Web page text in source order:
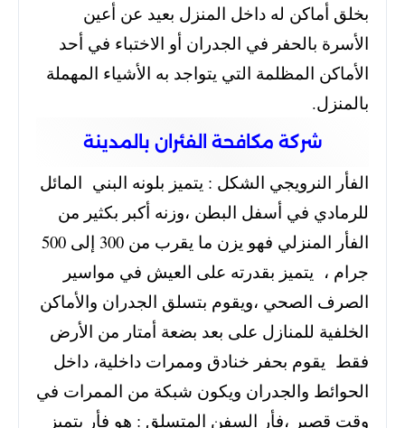
بخلق أماكن له داخل المنزل بعيد عن أعين
الأسرة بالحفر في الجدران أو الاختباء في أحد
الأماكن المظلمة التي يتواجد به الأشياء المهملة
بالمنزل.
شركة مكافحة الفئران بالمدينة
الفأر النرويجي الشكل : يتميز بلونه البني المائل
للرمادي في أسفل البطن ،وزنه أكبر بكثير من
الفأر المنزلي فهو يزن ما يقرب من 300 إلى 500
جرام ، يتميز بقدرته على العيش في مواسير
الصرف الصحي ،ويقوم بتسلق الجدران والأماكن
الخلفية للمنازل على بعد بضعة أمتار من الأرض
فقط يقوم بحفر خنادق وممرات داخلية، داخل
الحوائط والجدران ويكون شبكة من الممرات في
وقت قصير ،فأر السفن المتسلق : هو فأر يتميز